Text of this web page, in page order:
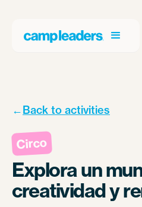
←Back to activities
Circo
Explora un
creatividad y